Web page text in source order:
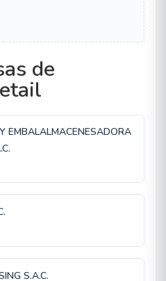
de
EMBALALMACENESADORA
S.A.C.